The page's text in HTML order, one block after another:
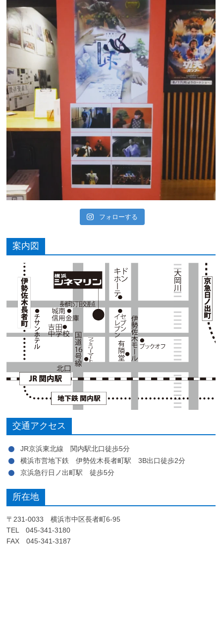
フォローする
案内図
交通アクセス
JR京浜東北線 関内駅北口徒歩5分
横浜市営地下鉄 伊勢佐木長者町駅 3B出口徒歩2分
京浜急行日ノ出町駅 徒歩5分
所在地
〒231-0033 横浜市中区長者町6-95
TEL 045-341-3180
FAX 045-341-3187